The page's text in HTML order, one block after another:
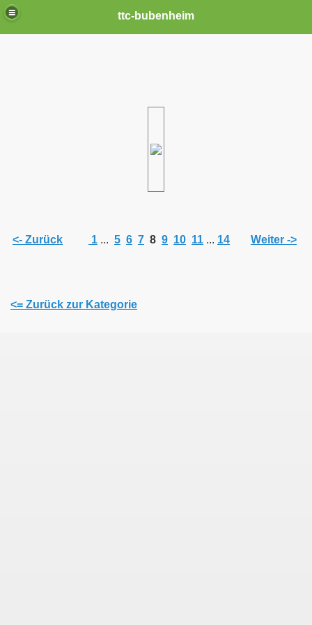
ttc-bubenheim
<- Zurück 1 ... 5 6 7 8 9 10 11 ... 14 Weiter ->
<= Zurück zur Kategorie